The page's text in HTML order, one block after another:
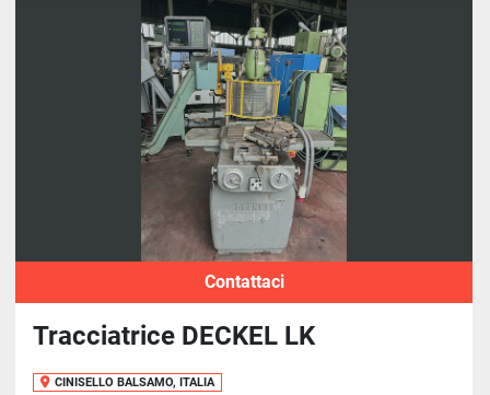
Contattaci
Tracciatrice DECKEL LK
CINISELLO BALSAMO, ITALIA